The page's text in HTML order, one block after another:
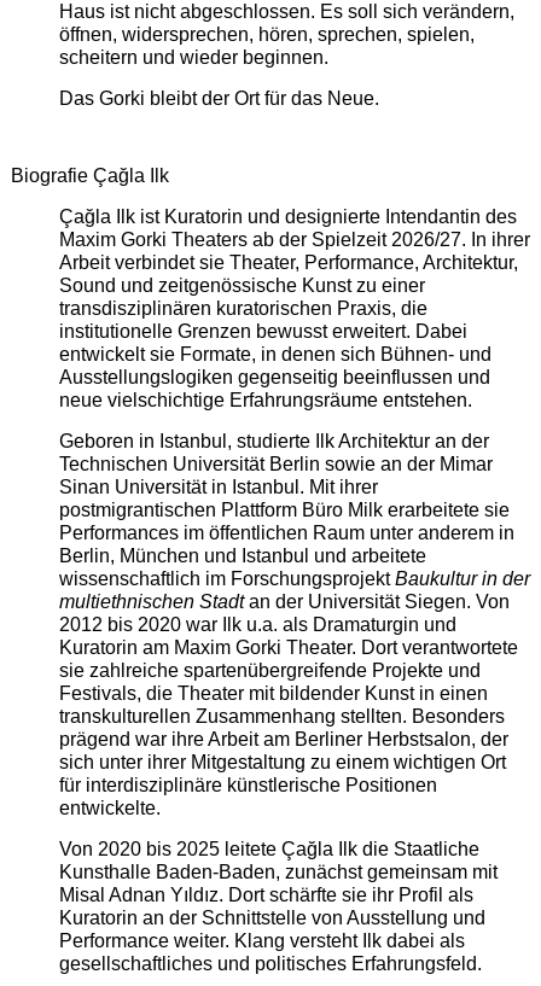
Haus ist nicht abgeschlossen. Es soll sich verändern,
öffnen, widersprechen, hören, sprechen, spielen,
scheitern und wieder beginnen.
Das Gorki bleibt der Ort für das Neue.
Biografie Çağla Ilk
Çağla Ilk ist Kuratorin und designierte Intendantin des
Maxim Gorki Theaters ab der Spielzeit 2026/27. In ihrer
Arbeit verbindet sie Theater, Performance, Architektur,
Sound und zeitgenössische Kunst zu einer
transdisziplinären kuratorischen Praxis, die
institutionelle Grenzen bewusst erweitert. Dabei
entwickelt sie Formate, in denen sich Bühnen- und
Ausstellungslogiken gegenseitig beeinflussen und
neue vielschichtige Erfahrungsräume entstehen.
Geboren in Istanbul, studierte Ilk Architektur an der
Technischen Universität Berlin sowie an der Mimar
Sinan Universität in Istanbul. Mit ihrer
postmigrantischen Plattform Büro Milk erarbeitete sie
Performances im öffentlichen Raum unter anderem in
Berlin, München und Istanbul und arbeitete
wissenschaftlich im ForschungsprojektBaukultur in der
multiethnischen Stadtan der Universität Siegen. Von
2012 bis 2020 war Ilk u.a. als Dramaturgin und
Kuratorin am Maxim Gorki Theater. Dort verantwortete
sie zahlreiche spartenübergreifende Projekte und
Festivals, die Theater mit bildender Kunst in einen
transkulturellen Zusammenhang stellten. Besonders
prägend war ihre Arbeit am Berliner Herbstsalon, der
sich unter ihrer Mitgestaltung zu einem wichtigen Ort
für interdisziplinäre künstlerische Positionen
entwickelte.
Von 2020 bis 2025 leitete Çağla Ilk die Staatliche
Kunsthalle Baden-Baden, zunächst gemeinsam mit
Misal Adnan Yıldız. Dort schärfte sie ihr Profil als
Kuratorin an der Schnittstelle von Ausstellung und
Performance weiter. Klang versteht Ilk dabei als
gesellschaftliches und politisches Erfahrungsfeld.